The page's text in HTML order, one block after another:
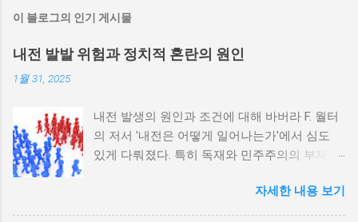
이 블로그의 인기 게시물
내전 발발 위험과 정치적 혼란의 원인
1월 31, 2025
내전 발생의 원인과 조건에 대해 바버라 F. 월터
의 저서 '내전은 어떻게 일어나는가'에서 심도
있게 다뤄졌다. 특히 독재와 민주주의의 부재가
정치적 파벌화와 경제·군사 체제의 불안정성이
내전의 촉매제가 된다는 사실은 우리에게 중요
자세한 내용 보기